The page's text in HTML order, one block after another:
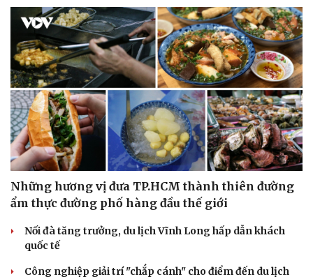
Những hương vị đưa TP.HCM thành thiên đường
ẩm thực đường phố hàng đầu thế giới
Nối đà tăng trưởng, du lịch Vĩnh Long hấp dẫn khách
quốc tế
Công nghiệp giải trí "chắp cánh" cho điểm đến du lịch